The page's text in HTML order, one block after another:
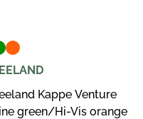
Kappe Venture
green/Hi-Vis orange